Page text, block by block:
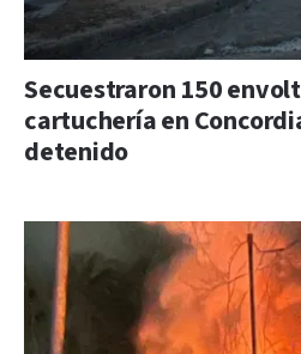
Secuestraron 150
cartuchería en
detenido